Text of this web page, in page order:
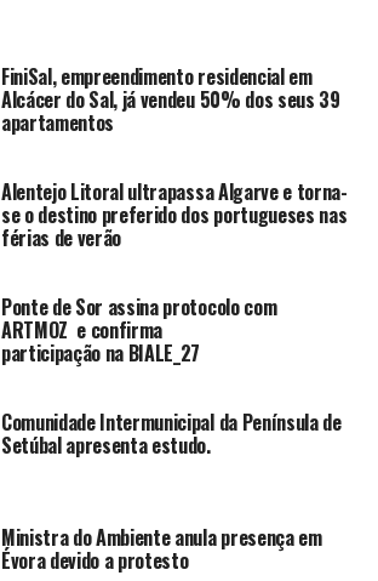
FiniSal, empreendimento residencial em
Alcácer do Sal, já vendeu 50% dos seus 39
apartamentos
Alentejo Litoral ultrapassa Algarve e torna-
se o destino preferido dos portugueses nas
férias de verão
Ponte de Sor assina protocolo com
ARTMOZ e confirma
participação na BIALE_27
Comunidade Intermunicipal da Península de
Setúbal apresenta estudo.
Ministra do Ambiente anula presença em
Évora devido a protesto